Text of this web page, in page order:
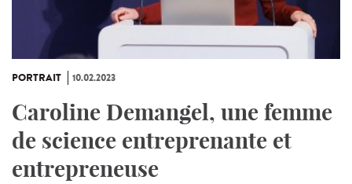
PORTRAIT 10.02.2023
Caroline Demangel, une femme
de science entreprenante et
entrepreneuse